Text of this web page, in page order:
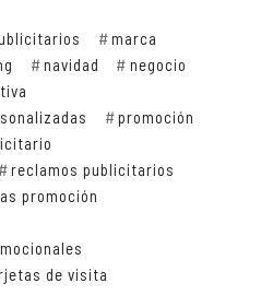
marca
navidad
negocio
promoción
reclamos publicitarios
promoción
de visita